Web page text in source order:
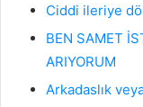
Ciddi ileriye
BEN SAMET
ARIYORUM
Arkadaslık